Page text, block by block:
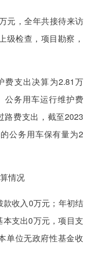
元，全年共接待来访
级检查，项目勘察，
费支出决算为2.81万
公务用车运行维护费
路费支出，截至2023
公务用车保有量为2
情况
收入0万元；年初结
支出0万元，项目支
单位无政府性基金收